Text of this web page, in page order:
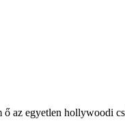
az egyetlen hollywoodi